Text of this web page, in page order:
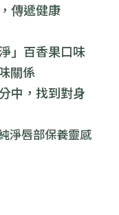
傳遞健康
」百香果口味
關係
中，找到對身
淨唇部保養靈感